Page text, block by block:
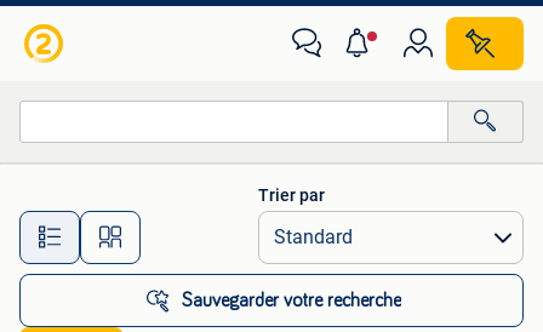
Toutes les distances…
Trier par
Sauvegarder votre recherche